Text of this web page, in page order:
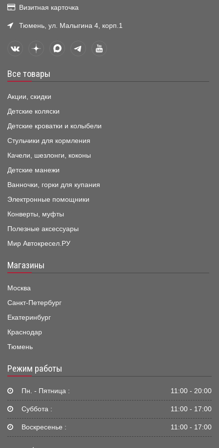
Визитная карточка
Тюмень, ул. Малыгина 4, корп.1
Все товары
Акции, скидки
Детские коляски
Детские кроватки и колыбели
Стульчики для кормления
Качели, шезлонги, коконы
Детские манежи
Ванночки, горки для купания
Электронные помощники
Конверты, муфты
Полезные аксессуары
Мир Автокресел.РУ
Магазины
Москва
Санкт-Петербург
Екатеринбург
Краснодар
Тюмень
Режим работы
Пн. - Пятница : 11:00 - 20:00
Суббота : 11:00 - 17:00
Воскресенье : 11:00 - 17:00